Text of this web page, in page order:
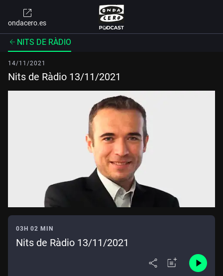
ondacero.es
NITS DE RÀDIO
14/11/2021
Nits de Ràdio 13/11/2021
03H 02 MIN
Nits de Ràdio 13/11/2021